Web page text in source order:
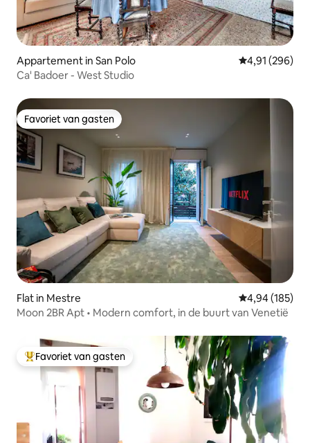
Appartement in San Polo Gemiddelde
4,91 (296)
Ca' Badoer - West Studio
Favoriet van gasten
Favoriet van gasten
Flat in Mestre Gemiddelde
4,94 (185)
Moon 2BR Apt • Modern comfort, in de buurt van Venetië
Topfavoriet van gasten
Favoriet van gasten